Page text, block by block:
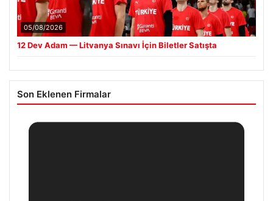
05/08/2026
12 Dev Adam — Litvanya Sınavı İçin Biletler Satışta
Son Eklenen Firmalar